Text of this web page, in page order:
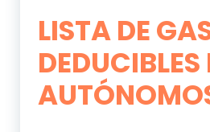
LISTA DE
DEDUCIBLES